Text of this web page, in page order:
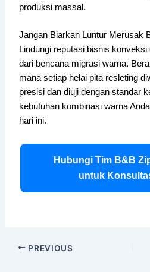
produksi massal.
Jangan Biarkan Luntur Merusak
Lindungi reputasi bisnis
dari bencana migrasi warna.
mana setiap helai pita resleting
presisi dan diuji dengan standar
kebutuhan kombinasi warna
hari ini.
Hubungi Tim B&B
untuk
PREVIOUS